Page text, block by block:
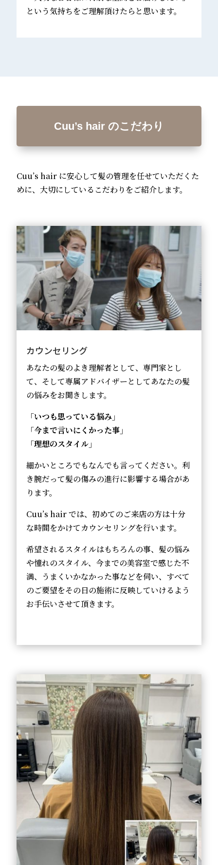
という気持ちをご理解頂けたらと思います。
Cuu’s hair のこだわり
Cuu’s hair に安心して髪の管理を任せていただくた
めに、大切にしているこだわりをご紹介します。
カウンセリング
あなたの髪のよき理解者として、専門家とし
て、そして専属アドバイザーとしてあなたの髪
の悩みをお聞きします。
「いつも思っている悩み」
「今まで言いにくかった事」
「理想のスタイル」
細かいところでもなんでも言ってください。利
き腕だって髪の傷みの進行に影響する場合があ
ります。
Cuu’s hair では、初めてのご来店の方は十分
な時間をかけてカウンセリングを行います。
希望されるスタイルはもちろんの事、髪の悩み
や憧れのスタイル、今までの美容室で感じた不
満、うまくいかなかった事などを伺い、すべて
のご要望をその日の施術に反映していけるよう
お手伝いさせて頂きます。